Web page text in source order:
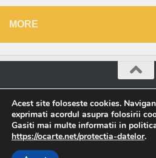
MORE
O Carte © 2026. All
Powered by - Designed
Acest site foloseste cookies.
exprimati acordul asupra folosirii
Gasiti mai multe informatii in
https://ocarte.net/protectia-datelor.